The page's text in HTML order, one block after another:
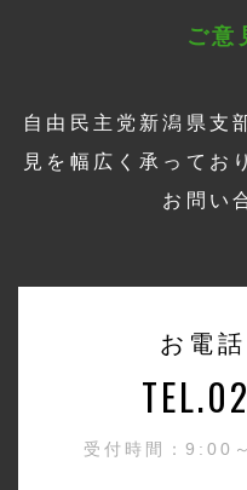
ご意
自由民主党新潟県支
見を幅広く承ってお
お問い
お電
受付時間：9:00